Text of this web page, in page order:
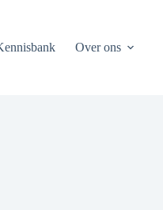
Over ons